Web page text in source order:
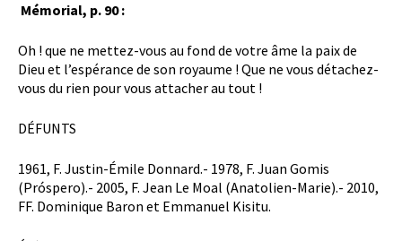
Mémorial, p. 90 :
Oh ! que ne mettez-vous au fond de votre âme la paix de
Dieu et l’espérance de son royaume ! Que ne vous détachez-
vous du rien pour vous attacher au tout !
DÉFUNTS
1961, F. Justin-Émile Donnard.- 1978, F. Juan Gomis
(Próspero).- 2005, F. Jean Le Moal (Anatolien-Marie).- 2010,
FF. Dominique Baron et Emmanuel Kisitu.